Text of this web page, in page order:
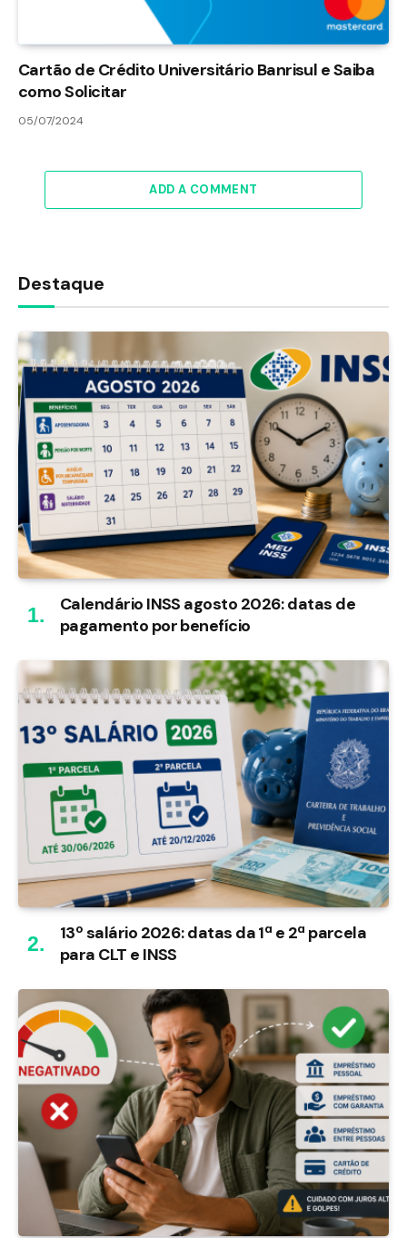
Cartão de Crédito Universitário Banrisul e Saiba
como Solicitar
05/07/2024
ADD A COMMENT
Destaque
Calendário INSS agosto 2026: datas de
pagamento por benefício
13º salário 2026: datas da 1ª e 2ª parcela
para CLT e INSS